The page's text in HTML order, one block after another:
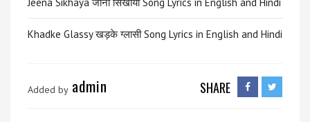
Khadke Glassy खड़के ग्लासी Song Lyrics in English and Hindi
Added by admin SHARE